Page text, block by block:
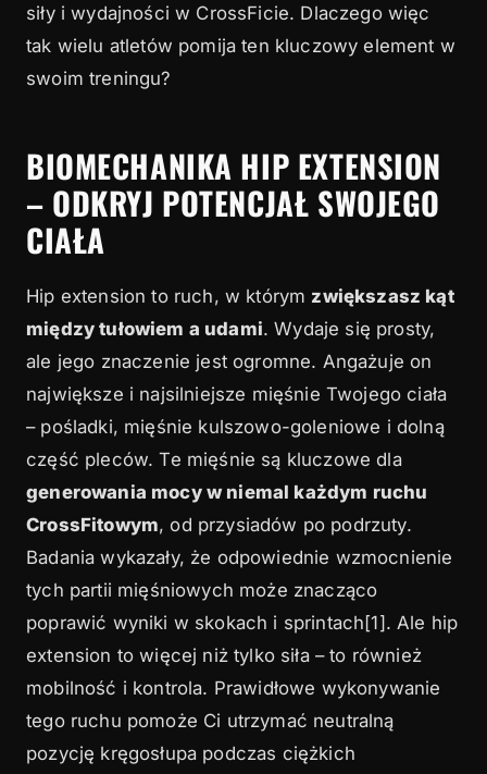
4 Podsumowanie
siły i wydajności w CrossFicie. Dlaczego więc
tak wielu atletów pomija ten kluczowy element w
swoim treningu?
BIOMECHANIKA HIP EXTENSION
– ODKRYJ POTENCJAŁ SWOJEGO
CIAŁA
Hip extension to ruch, w którym zwiększasz kąt
między tułowiem a udami. Wydaje się prosty,
ale jego znaczenie jest ogromne. Angażuje on
największe i najsilniejsze mięśnie Twojego ciała
– pośladki, mięśnie kulszowo-goleniowe i dolną
część pleców. Te mięśnie są kluczowe dla
generowania mocy w niemal każdym ruchu
CrossFitowym, od przysiadów po podrzuty.
Badania wykazały, że odpowiednie wzmocnienie
tych partii mięśniowych może znacząco
poprawić wyniki w skokach i sprintach[1]. Ale hip
extension to więcej niż tylko siła – to również
mobilność i kontrola. Prawidłowe wykonywanie
tego ruchu pomoże Ci utrzymać neutralną
pozycję kręgosłupa podczas ciężkich